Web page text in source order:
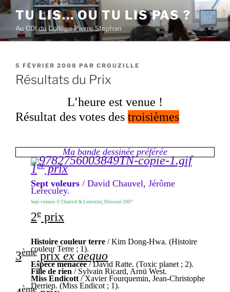
Aller
contenu
principal
TU LIS… OU TU LIS PAS ?
Au CDI du Collège Pierre Stephan
PUBLIÉ
LE
5 FÉVRIER 2008 PAR CROUZILLE
Résultats du Prix
L’heure est venue !
Résultat des votes des troisièmes
Ma bande dessinée préférée
1erprix
Sept voleurs / David Chauvel, Jérôme
Lereculey.
Sept voleurs © Chauvel & Lereculey, Delcourt 2007
2e prix
Histoire couleur terre / Kim Dong-Hwa. (Histoire
couleur Terre ; 1).
3èmeprixex aequo
Espèce menacée/ David Ratte. (Toxic planet ; 2).
Fille de rien / Sylvain Ricard, Arnü West.
Miss Endicott / Xavier Fourquemin, Jean-Christophe
Derrien. (Miss Endicot ; 1).
ème